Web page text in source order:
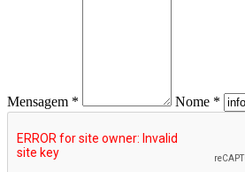
Mensagem * Nome *